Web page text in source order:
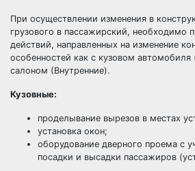
При осуществлении изменения в
грузового в пассажирский, необходимо
действий, направленных на изменение
особенностей как с кузовом автомобиля
салоном (Внутренние).
Кузовные:
проделывание вырезов в местах
установка окон;
оборудование дверного проема с
посадки и высадки пассажиров